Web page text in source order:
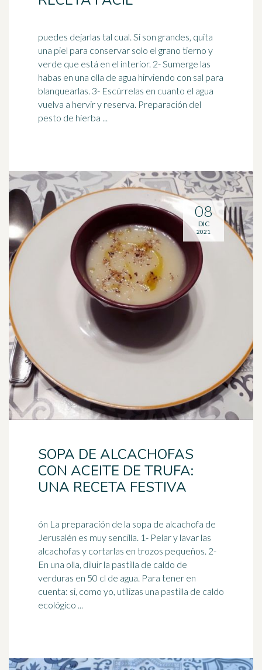
puedes dejarlas tal cual. Si son grandes, quita
una piel para conservar solo el grano tierno y
verde que está en el interior. 2- Sumerge las
habas en una olla de agua hirviendo con sal para
blanquearlas. 3- Escúrrelas en cuanto el agua
vuelva a hervir y reserva. Preparación del
pesto de hierba ...
SOPA DE ALCACHOFAS
CON ACEITE DE TRUFA:
UNA RECETA FESTIVA
ón La preparación de la sopa de alcachofa de
Jerusalén es muy sencilla. 1- Pelar y lavar las
alcachofas y cortarlas en trozos pequeños. 2-
En una olla, diluir la pastilla de caldo de
verduras en 50 cl de agua. Para tener en
cuenta: si, como yo, utilizas una pastilla de caldo
ecológico ...
08
DIC
2021